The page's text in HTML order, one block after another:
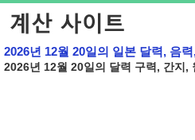
2026년 12월 20일의 일본 달력, 음
2026년 12월 20일의 달력 구력, 간지,